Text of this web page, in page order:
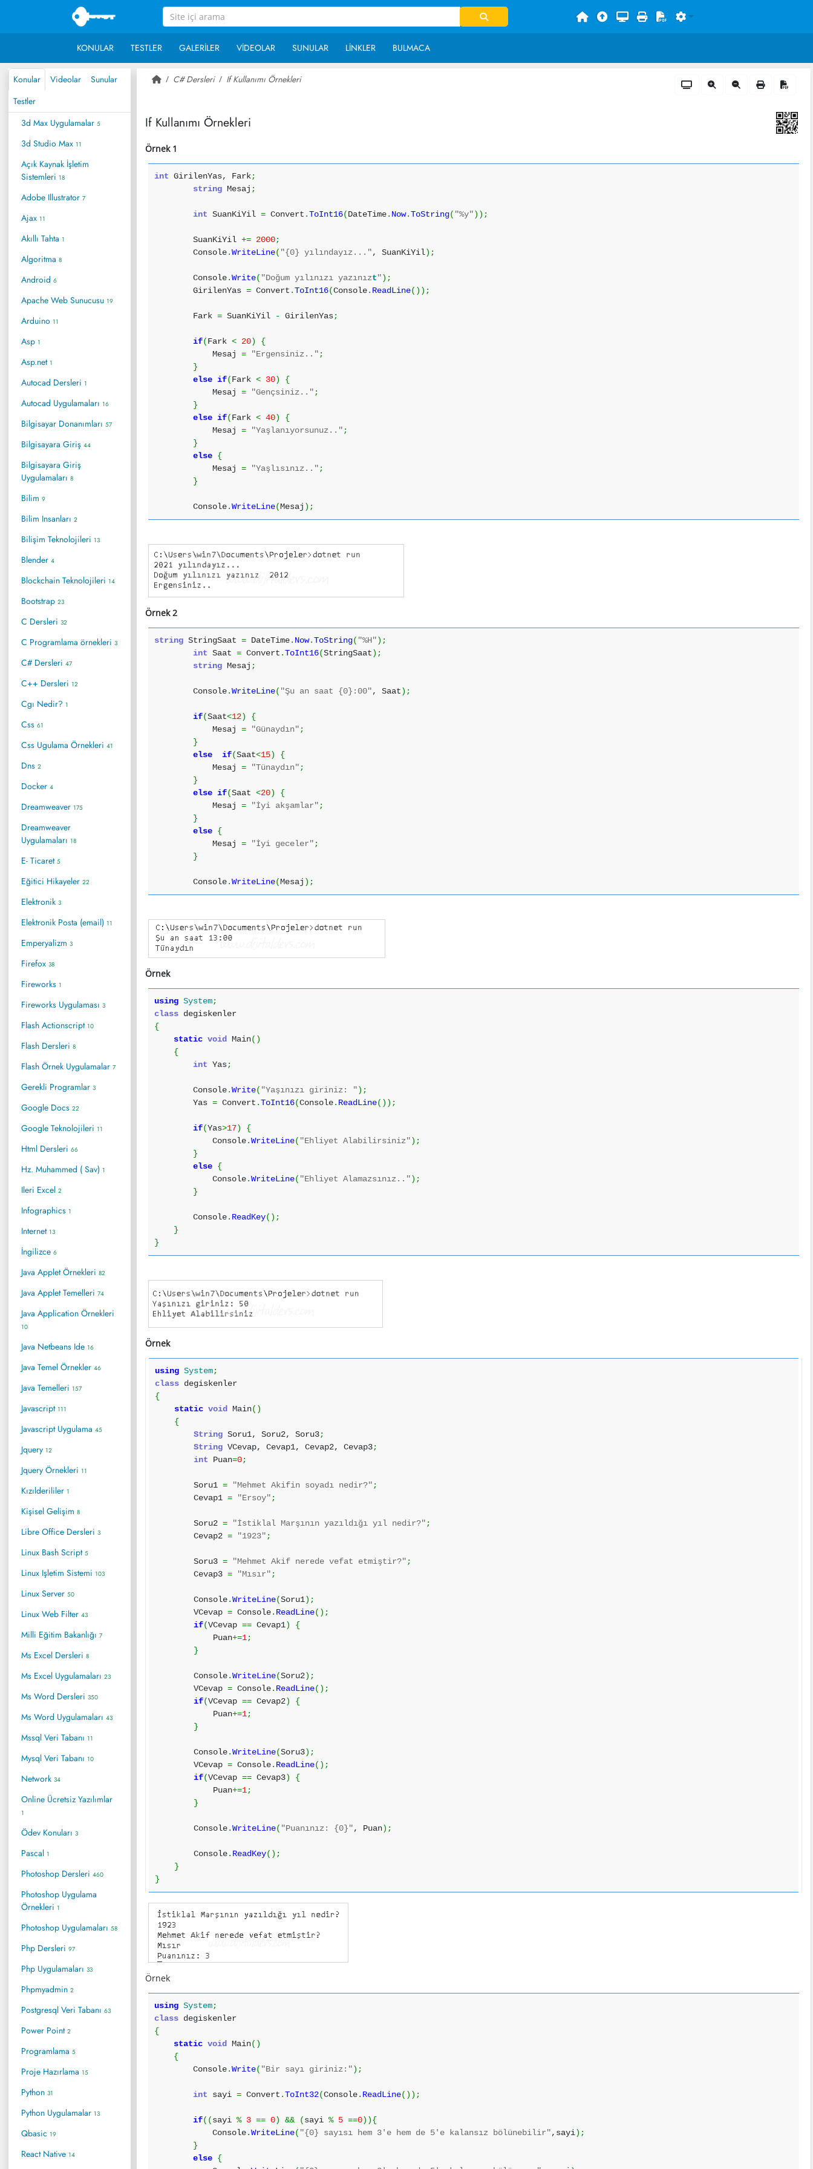
KONULAR TESTLER GALERILER VIDEOLAR SUNULAR LINKLER BULMACA
Konular Videolar
Sunular
Testler
3d Max Uygulamalar 5
3d Studio Max 11
Açık Kaynak İşletim
Sistemleri 18
Adobe Illustrator 7
Ajax 11
Akıllı Tahta 1
Algoritma 8
Android 6
Apache Web Sunucusu 19
Arduino 11
Asp 1
Asp.net 1
Autocad Dersleri 1
Autocad Uygulamaları 16
Bilgisayar Donanımları 57
Bilgisayara Giriş 44
Bilgisayara Giriş
Uygulamaları 8
Bilim 9
Bilim Insanları 2
Bilişim Teknolojileri 13
Blender 4
Blockchain Teknolojileri 14
Bootstrap 23
C Dersleri 32
C Programlama örnekleri 3
C# Dersleri 47
C++ Dersleri 12
Cgı Nedir? 1
Css 61
Css Ugulama Örnekleri 41
Dns 2
Docker 4
Dreamweaver 175
Dreamweaver
Uygulamaları 18
E- Ticaret 5
Eğitici Hikayeler 22
Elektronik 3
Elektronik Posta (email) 11
Emperyalizm 3
Firefox 38
Fireworks 1
Fireworks Uygulaması 3
Flash Actionscript 10
Flash Dersleri 8
Flash Örnek Uygulamalar 7
Gerekli Programlar 3
Google Docs 22
Google Teknolojileri 11
Html Dersleri 66
Hz. Muhammed ( Sav) 1
Ileri Excel 2
Infographics 1
Internet 13
İngilizce 6
Java Applet Örnekleri 82
Java Applet Temelleri 74
Java Application Örnekleri
10
Java Netbeans Ide 16
Java Temel Örnekler 46
Java Temelleri 157
Javascript 111
Javascript Uygulama 45
Jquery 12
Jquery Örnekleri 11
Kızılderililer 1
Kişisel Gelişim 8
Libre Office Dersleri 3
Linux Bash Script 5
Linux Işletim Sistemi 103
Linux Server 50
Linux Web Filter 43
Milli Eğitim Bakanlığı 7
Ms Excel Dersleri 8
Ms Excel Uygulamaları 23
Ms Word Dersleri 350
Ms Word Uygulamaları 43
Mssql Veri Tabanı 11
Mysql Veri Tabanı 10
Network 34
Online Ücretsiz Yazılımlar
1
Ödev Konuları 3
Pascal 1
Photoshop Dersleri 460
Photoshop Uygulama
Örnekleri 1
Photoshop Uygulamaları 58
Php Dersleri 97
Php Uygulamaları 33
Phpmyadmin 2
Postgresql Veri Tabanı 63
Power Point 2
Programlama 5
Proje Hazırlama 15
Python 31
Python Uygulamalar 13
Qbasic 19
React Native 14
C# Dersleri If Kullanımı Örnekleri
If Kullanımı Örnekleri
Örnek 1
int GirilenYas, Fark;
string Mesaj ;
int SuanKiYil= Convert .ToInt16(DateTime. Now.ToString( "%y") ) ;
SuanKiYil+= 2000;
Console.WriteLine( "{0} yılındayız...", SuanKiYil) ;
Console.Write( "Doğum yılınızı yazınızt") ;
GirilenYas= Convert .ToInt16(Console. ReadLine( ) ) ;
Fark= SuanKiYil - GirilenYas;
if(Fark< 20)
{
Mesaj= "Ergensiniz.." ;
}
else if(Fark< 30)
{
Mesaj= "Gençsiniz.." ;
}
else if(Fark< 40)
{
Mesaj= "Yaşlanıyorsunuz.." ;
}
else {
Mesaj= "Yaşlısınız.." ;
}
Console.WriteLine(Mesaj ) ;
Örnek 2
string StringSaat= DateTime. Now.ToString( "%H") ;
int Saat= Convert .ToInt16(StringSaat) ;
string Mesaj ;
Console.WriteLine( "Şu an saat {0}:00", Saat) ;
if(Saat<12)
{
Mesaj= "Günaydın" ;
}
else
if(Saat<15)
{
Mesaj= "Tünaydın" ;
}
else if(Saat<20)
{
Mesaj= "İyi akşamlar" ;
}
else {
Mesaj= "İyi geceler" ;
}
Console.WriteLine(Mesaj ) ;
Örnek
using System;
class degiskenler
{
static void Main( )
{
int Yas;
Console.Write( "Yaşınızı giriniz: ") ;
Yas= Convert .ToInt16(Console. ReadLine( ) ) ;
if(Yas>17)
{
Console.WriteLine( "Ehliyet Alabilirsiniz") ;
}
else {
Console.WriteLine( "Ehliyet Alamazsınız..") ;
}
Console. ReadKey( ) ;
}
}
Örnek
using System;
class degiskenler
{
static void Main( )
{
String Soru1, Soru2, Soru3;
String VCevap, Cevap1, Cevap2, Cevap3;
int Puan=0;
Soru1= "Mehmet Akifin soyadı nedir?";
Cevap1= "Ersoy";
Soru2= "İstiklal Marşının yazıldığı yıl nedir?";
Cevap2= "1923";
Soru3= "Mehmet Akif nerede vefat etmiştir?";
Cevap3= "Mısır";
Console.WriteLine(Soru1) ;
VCevap= Console. ReadLine( ) ;
if(VCevap== Cevap1)
{
Puan+=1;
}
Console.WriteLine(Soru2) ;
VCevap= Console. ReadLine( ) ;
if(VCevap== Cevap2)
{
Puan+=1;
}
Console.WriteLine(Soru3) ;
VCevap= Console. ReadLine( ) ;
if(VCevap== Cevap3)
{
Puan+=1;
}
Console.WriteLine( "Puanınız: {0}", Puan) ;
Console. ReadKey( ) ;
}
}
Örnek
using System;
class degiskenler
{
static void Main( )
{
Console.Write( "Bir sayı giriniz:") ;
int sayi= Convert .ToInt32(Console. ReadLine( ) ) ;
if( (sayi% 3 == 0) && (sayi% 5 ==0) ){
Console.WriteLine( "{0} sayısı hem 3'e hem de 5'e kalansız bölünebilir",sayi) ;
}
else {